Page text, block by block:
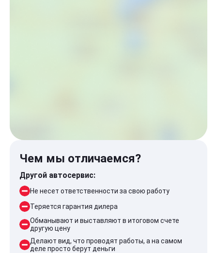
Чем мы отличаемся?
Другой автосервис:
Не несет ответственности за свою работу
Теряется гарантия дилера
Обманывают и выставляют в итоговом счете
другую цену
Делают вид, что проводят работы, а на самом
деле просто берут деньги